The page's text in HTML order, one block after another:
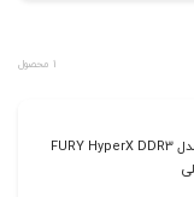
1 محصول
رم کامپیوتر 8 گیگابایت مدل FURY HyperX DDR3